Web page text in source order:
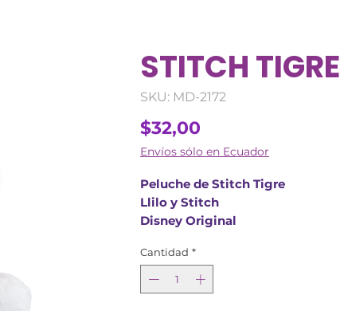
STITCH TIGRE
SKU: MD-2172
$32,00
Envíos sólo en Ecuador
Peluche de Stitch Tigre
Llilo y Stitch
Disney Original
Cantidad *